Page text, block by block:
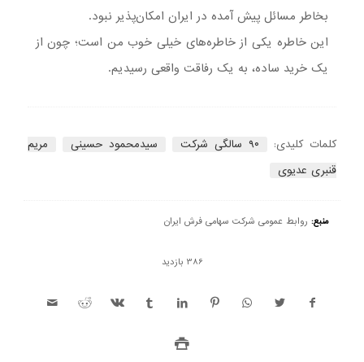
بخاطر مسائل پیش آمده در ایران امکان‌پذیر نبود.
این خاطره یکی از خاطره‌های خیلی خوب من است؛ چون از
یک خرید ساده، به یک رفاقت واقعی رسیدیم.
کلمات کلیدی: ۹۰ سالگی شرکت سیدمحمود حسینی
مریم
قنبری عدیوی
منبع: روابط عمومی شرکت سهامی فرش ایران
386 بازدید